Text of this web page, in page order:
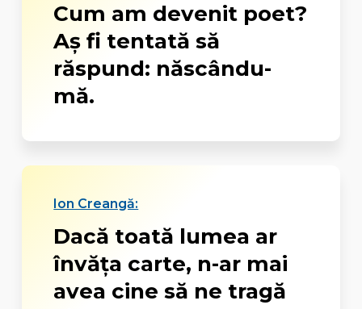
Cum am devenit poet?
Aş fi tentată să
răspund: născându-
mă.
Ion Creangă:
Dacă toată lumea ar
învăţa carte, n-ar mai
avea cine să ne tragă